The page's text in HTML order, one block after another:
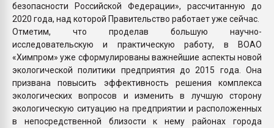
безопасности Российской Федерации», рассчитанную до
2020 года, над которой Правительство работает уже сейчас.
Отметим, что проделав большую научно-
исследовательскую и практическую работу, в ВОАО
«Химпром» уже сформулированы важнейшие аспекты новой
экологической политики предприятия до 2015 года. Она
призвана повысить эффективность решения комплекса
экологических вопросов и изменить в лучшую сторону
экологическую ситуацию на предприятии и расположенных
в непосредственной близости к нему районах города